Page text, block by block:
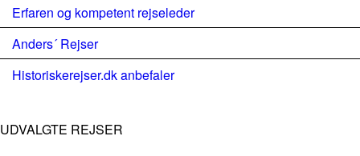
Erfaren og kompetent rejseleder
Anders´ Rejser
Historiskerejser.dk anbefaler
UDVALGTE REJSER